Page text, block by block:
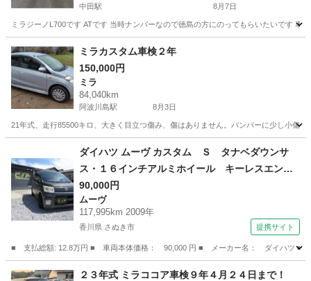
中田駅 8月7日
ミラジーノL700です ATです 当時ナンバーなので徳島の方にのってもらいたいです
徳島 小松島市 中田駅 ミラジーノ
ミラカスタム車検２年
150,000円
ミラ
84,040km
阿波川島駅 8月3日
21年式、走行85500キロ、大きく目立つ傷み、傷はありません。バンパーに少し小傷
阿波川島駅 ミラ ミラカスタム
ダイハツ ムーヴ カスタム Ｓ タナベダウンサ
ス・１６インチアルミホイール キーレスエント
リー ＨＩＤ ベンチシート 盗難防止システム
（検9.1）
90,000円
ムーヴ
117,995km 2009年
香川県 さぬき市 提携サイト
■ 支払総額: 12.8万円 ■ 車両本体価格： 90,000 円 ■ メーカー名： ダイハツ
香川 さぬき市 ムーヴ
２３年式 ミラココア車検９年４月２４日まで！